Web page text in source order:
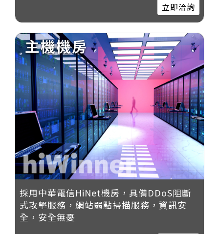
立即洽詢
主機機房
採用中華電信HiNet機房，具備DDoS阻斷
式攻擊服務，網站弱點掃描服務，資訊安
全，安全無憂